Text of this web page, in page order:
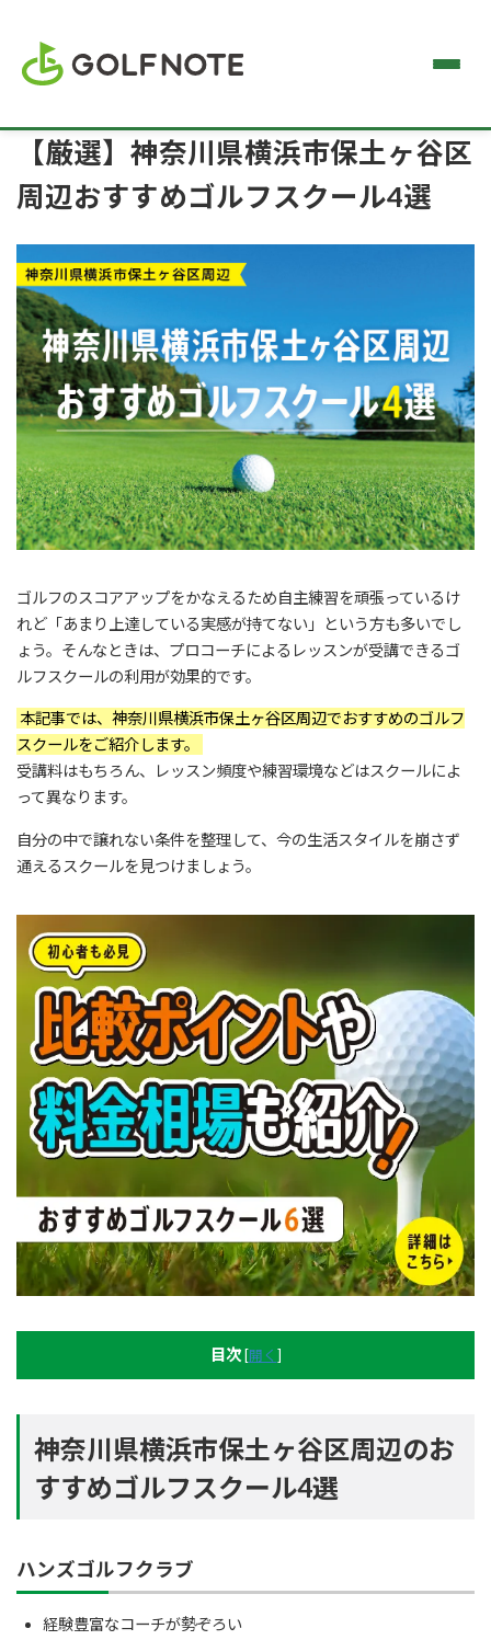
【厳選】神奈川県横浜市保土ヶ谷区
周辺おすすめゴルフスクール4選
ゴルフのスコアアップをかなえるため自主練習を頑張っているけ
れど「あまり上達している実感が持てない」という方も多いでし
ょう。そんなときは、プロコーチによるレッスンが受講できるゴ
ルフスクールの利用が効果的です。
本記事では、神奈川県横浜市保土ヶ谷区周辺でおすすめのゴルフ
スクールをご紹介します。
受講料はもちろん、レッスン頻度や練習環境などはスクールによ
って異なります。
自分の中で譲れない条件を整理して、今の生活スタイルを崩さず
通えるスクールを見つけましょう。
目次 [開く ]
神奈川県横浜市保土ヶ谷区周辺のお
すすめゴルフスクール4選
ハンズゴルフクラブ
経験豊富なコーチが勢ぞろい